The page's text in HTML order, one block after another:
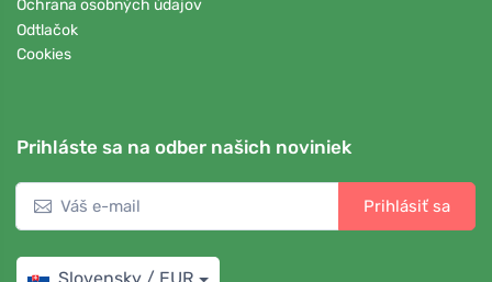
Ochrana osobných údajov
Odtlačok
Cookies
Prihláste sa na odber našich noviniek
Prihlásiť sa